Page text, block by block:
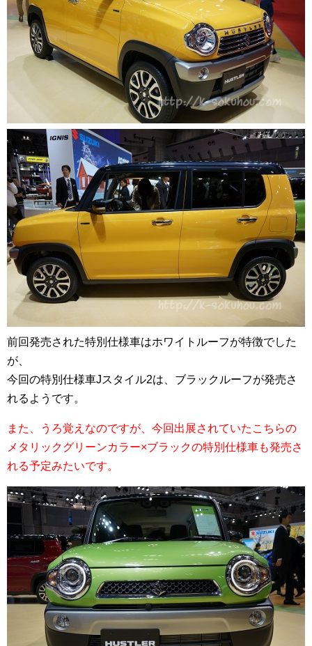
前回発売された特別仕様車はホワイトルーフが特徴でした
が、
今回の特別仕様車Jスタイル2は、ブラックルーフが発売さ
れるようです。
また、うろ覚えなのですが、今回出展されていたこちらの
メタリックグリーンカラー×ブラックの特別仕様車も発売さ
れる予定みたいです。